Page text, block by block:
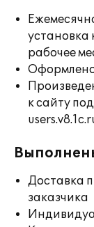
установка
рабочее
к сайту
Доставка
заказчика